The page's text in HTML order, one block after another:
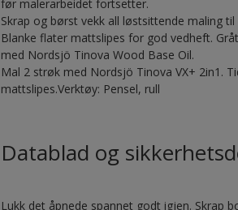
før malerarbeidet fortsetter.
Skrap og børst vekk all løstsittende maling
Blanke flater mattslipes for god vedheft.
med Nordsjö Tinova Wood Base Oil.
Mal 2 strøk med Nordsjö Tinova VX+ 2in1.
mattslipes.Verktøy: Pensel, rull
Datablad og
Lukk det åpnede spannet godt igjen. Skrap